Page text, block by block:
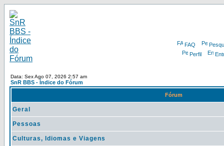
FAQ
Perfil
Data: Sex Ago 07, 2026 2:57 am
SnR BBS - Índice do Fórum
Fórum
Geral
Pessoas
Culturas, Idiomas e Viagens